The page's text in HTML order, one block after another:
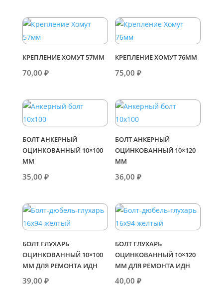
КРЕПЛЕНИЕ ХОМУТ 57ММ
70,00 ₽
КРЕПЛЕНИЕ ХОМУТ 76ММ
75,00₽
БОЛТ АНКЕРНЫЙ
ОЦИНКОВАННЫЙ 10×100
ММ
35,00 ₽
БОЛТ АНКЕРНЫЙ
ОЦИНКОВАННЫЙ 10×120
ММ
36,00₽
БОЛТ ГЛУХАРЬ
ОЦИНКОВАННЫЙ 10×100
ММ ДЛЯ РЕМОНТА ИДН
39,00 ₽
БОЛТ ГЛУХАРЬ
ОЦИНКОВАННЫЙ 10×120
ММ ДЛЯ РЕМОНТА ИДН
40,00₽